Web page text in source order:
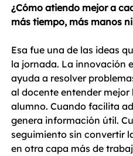
¿Cómo atiendo mejor a
más tiempo, más manos
Esa fue una de las ideas
la jornada. La innovación
ayuda a resolver
al docente entender mejor
alumno. Cuando facilita
genera información útil.
seguimiento sin convertir
en otra capa más de